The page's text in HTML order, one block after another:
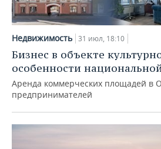
Недвижимость 31 июл, 18:10
Бизнес в объекте
особенности
Аренда коммерческих площадей в
предпринимателей